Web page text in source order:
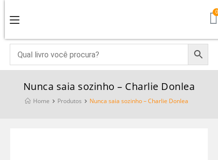
Nunca saia sozinho – Charlie Donlea
Home Produtos Nunca saia sozinho – Charlie Donlea